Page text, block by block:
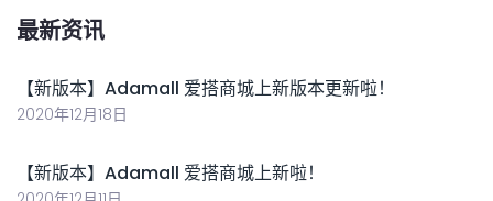
最新资讯
【新版本】Adamall 爱搭商城上新版本更新啦！
2020年12月18日
【新版本】Adamall 爱搭商城上新啦！